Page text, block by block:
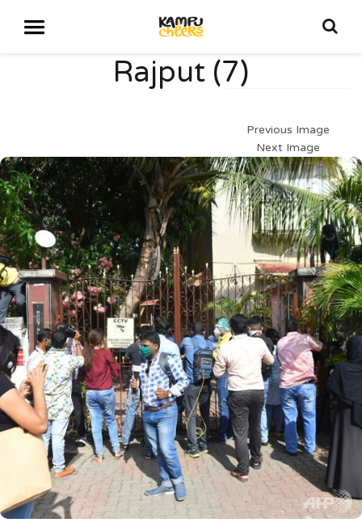
Rajput (7)
Previous Image
Next Image